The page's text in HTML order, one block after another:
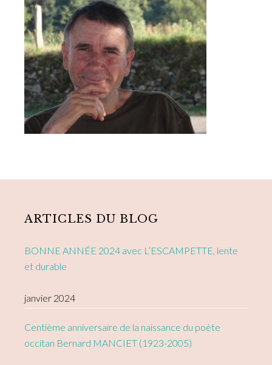
Sidebar
ARTICLES DU BLOG
BONNE ANNÉE 2024 avec L’ESCAMPETTE, lente
et durable
janvier 2024
Centième anniversaire de la naissance du poète
occitan Bernard MANCIET (1923-2005)